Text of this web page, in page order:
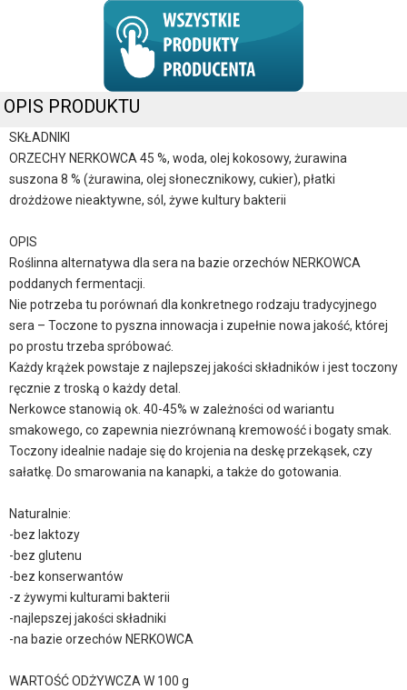
OPIS PRODUKTU
SKŁADNIKI
ORZECHY NERKOWCA 45 %, woda, olej kokosowy, żurawina
suszona 8 % (żurawina, olej słonecznikowy, cukier), płatki
drożdżowe nieaktywne, sól, żywe kultury bakterii
OPIS
Roślinna alternatywa dla sera na bazie orzechów NERKOWCA
poddanych fermentacji.
Nie potrzeba tu porównań dla konkretnego rodzaju tradycyjnego
sera – Toczone to pyszna innowacja i zupełnie nowa jakość, której
po prostu trzeba spróbować.
Każdy krążek powstaje z najlepszej jakości składników i jest toczony
ręcznie z troską o każdy detal.
Nerkowce stanowią ok. 40-45% w zależności od wariantu
smakowego, co zapewnia niezrównaną kremowość i bogaty smak.
Toczony idealnie nadaje się do krojenia na deskę przekąsek, czy
sałatkę. Do smarowania na kanapki, a także do gotowania.
Naturalnie:
-bez laktozy
-bez glutenu
-bez konserwantów
-z żywymi kulturami bakterii
-najlepszej jakości składniki
-na bazie orzechów NERKOWCA
WARTOŚĆ ODŻYWCZA W 100 g